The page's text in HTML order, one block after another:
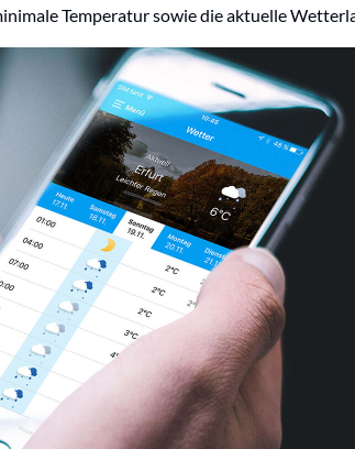
Temperatur sowie die aktuelle